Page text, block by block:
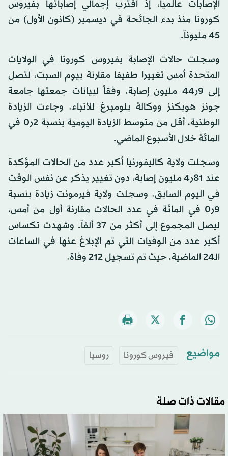
الإصابات عالمياً، إذ اقترب إجمالي إصاباتها بفيروس
كورونا منذ بدء الجائحة في ديسمبر (كانون الأول) من
45 مليوناً.
وسجلت حالات الإصابة بفيروس كورونا في الولايات
المتحدة أمس تغييرا طفيفا مقارنة بيوم السبت، لتصل
إلى 9ر44 مليون إصابة، وفقاً لبيانات جمعتها جامعة
جونز هوبكنز ووكالة بلومبرغ للأنباء. وجاءت الزيادة
الوطنية، أقل من متوسط الزيادة اليومية بنسبة 2ر0 في
المائة خلال الأسبوع الماضي.
وسجلت ولاية كاليفورنيا أكبر عدد من الحالات المؤكدة
عند 81ر4 مليون إصابة، دون تغيير يذكر عن نفس الوقت
في اليوم السابق. وسجلت ولاية فيرمونت زيادة بنسبة
9ر0 في المائة في عدد الحالات مقارنة أول من أمس،
ليصل المجموع إلى أكثر من 37 ألفاً. وشهدت تكساس
أكبر عدد من الوفيات التي تم الإبلاغ عنها في الساعات
الـ24 الماضية، حيث تم تسجيل 212 وفاة.
مواضيع فيروس كورونا روسيا
مقالات ذات صلة